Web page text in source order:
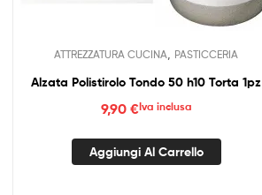
ATTREZZATURA CUCINA PASTICCERIA
Alzata Polistirolo Tondo 50 h10 Torta 1pz
9,90 €Iva inclusa
Aggiungi Al Carrello